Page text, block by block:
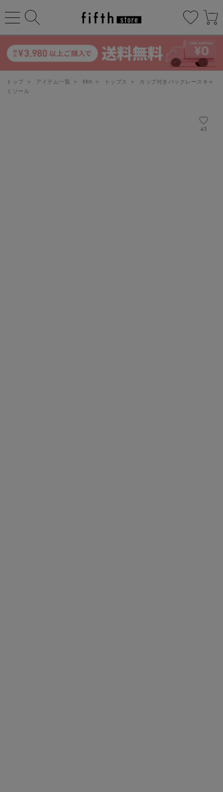
トップ > アイテム一覧 > fifth > トップス >
カップ付きバックレースキャ
ミソール
45